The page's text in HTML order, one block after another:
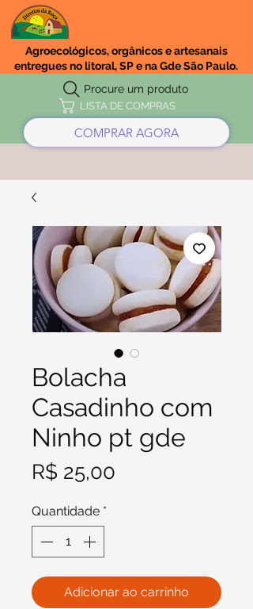
Agroecológicos, orgânicos e artesanais
entregues no litoral, SP e na Gde São Paulo.
Procure um produto
LISTA DE COMPRAS
COMPRAR AGORA
Bolacha
Casadinho com
Ninho pt gde
R$ 25,00
Quantidade *
Adicionar ao carrinho